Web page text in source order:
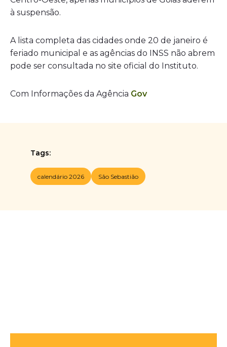
à suspensão.
A lista completa das cidades onde 20 de janeiro é
feriado municipal e as agências do INSS não abrem
pode ser consultada no site oficial do Instituto.
Com Informações da Agência Gov
Tags:
calendário 2026 São Sebastião